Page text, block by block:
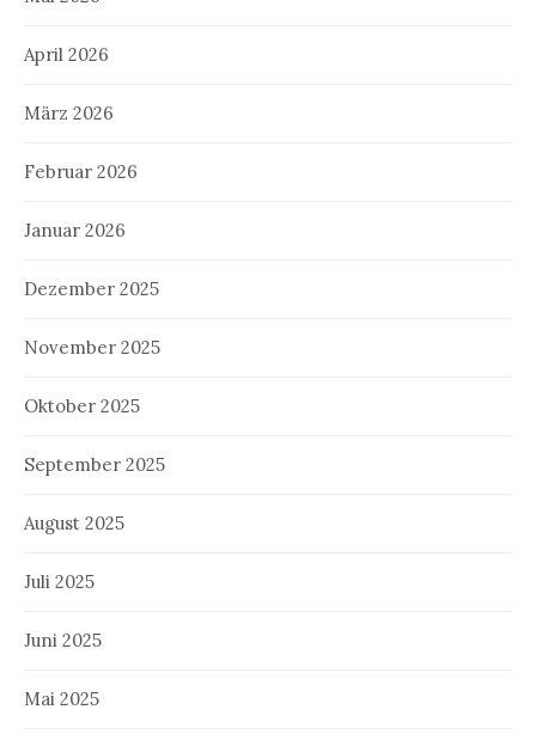
April 2026
März 2026
Februar 2026
Januar 2026
Dezember 2025
November 2025
Oktober 2025
September 2025
August 2025
Juli 2025
Juni 2025
Mai 2025